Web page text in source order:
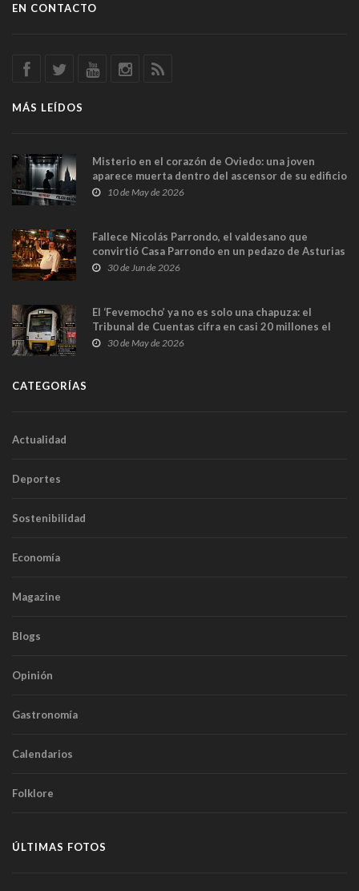
EN CONTACTO
MÁS LEÍDOS
Misterio en el corazón de Oviedo: una joven
aparece muerta dentro del ascensor de su edificio
y las cámaras captan sus últimos minutos
10 de May de 2026
Fallece Nicolás Parrondo, el valdesano que
convirtió Casa Parrondo en un pedazo de Asturias
en Madrid
30 de Jun de 2026
El ‘Fevemocho’ ya no es solo una chapuza: el
Tribunal de Cuentas cifra en casi 20 millones el
sobrecoste de los trenes que no cabían por los
30 de May de 2026
CATEGORÍAS
Actualidad
Deportes
Sostenibilidad
Economía
Magazine
Blogs
Opinión
Gastronomía
Calendarios
Folklore
ÚLTIMAS FOTOS